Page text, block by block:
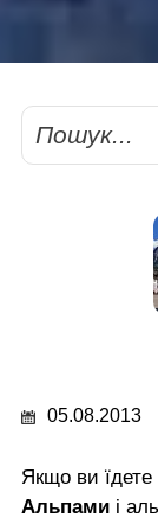
Пошук
05.08.2013
Якщо ви
Альпами і